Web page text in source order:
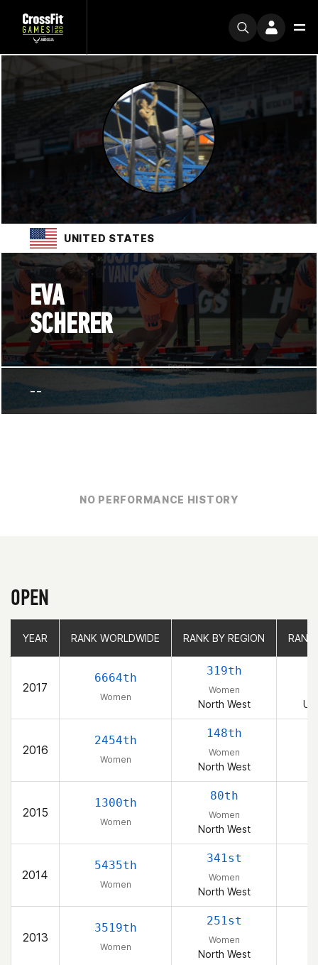
UNITED STATES
EVA
SCHERER
--
NO PERFORMANCE HISTORY
OPEN
YEAR RANK WORLDWIDE RANK BY REGION RANK
2017
6664th
Women
319th
Women
North West
2016
2454th
Women
148th
Women
North West
2015
1300th
Women
80th
Women
North West
2014
5435th
Women
341st
Women
North West
2013
3519th
Women
251st
Women
North West
YEAR RANK WORLDWIDE RANK BY REGION RANK